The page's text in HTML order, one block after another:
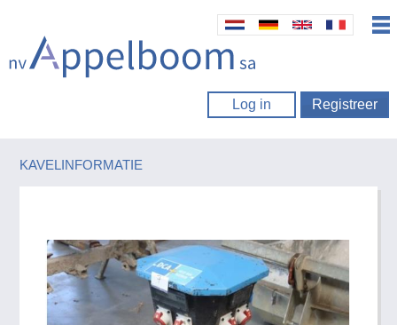
Log in Registreer
KAVELINFORMATIE